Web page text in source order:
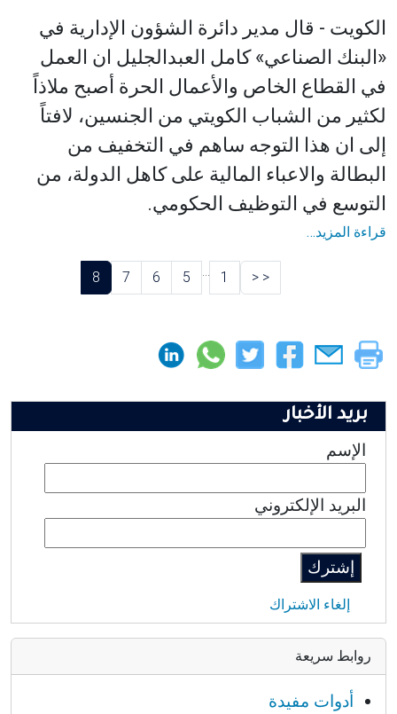
الكويت - قال مدير دائرة الشؤون الإدارية في
«البنك الصناعي» كامل العبدالجليل ان العمل
في القطاع الخاص والأعمال الحرة أصبح ملاذاً
لكثير من الشباب الكويتي من الجنسين، لافتاً
إلى ان هذا التوجه ساهم في التخفيف من
البطالة والاعباء المالية على كاهل الدولة، من
التوسع في التوظيف الحكومي.
قراءة المزيد…
<
<
1
...
5
6
7
8
بريد الأخبار
الإسم
البريد الإلكتروني
إلغاء الاشتراك
روابط سريعة
أدوات مفيدة